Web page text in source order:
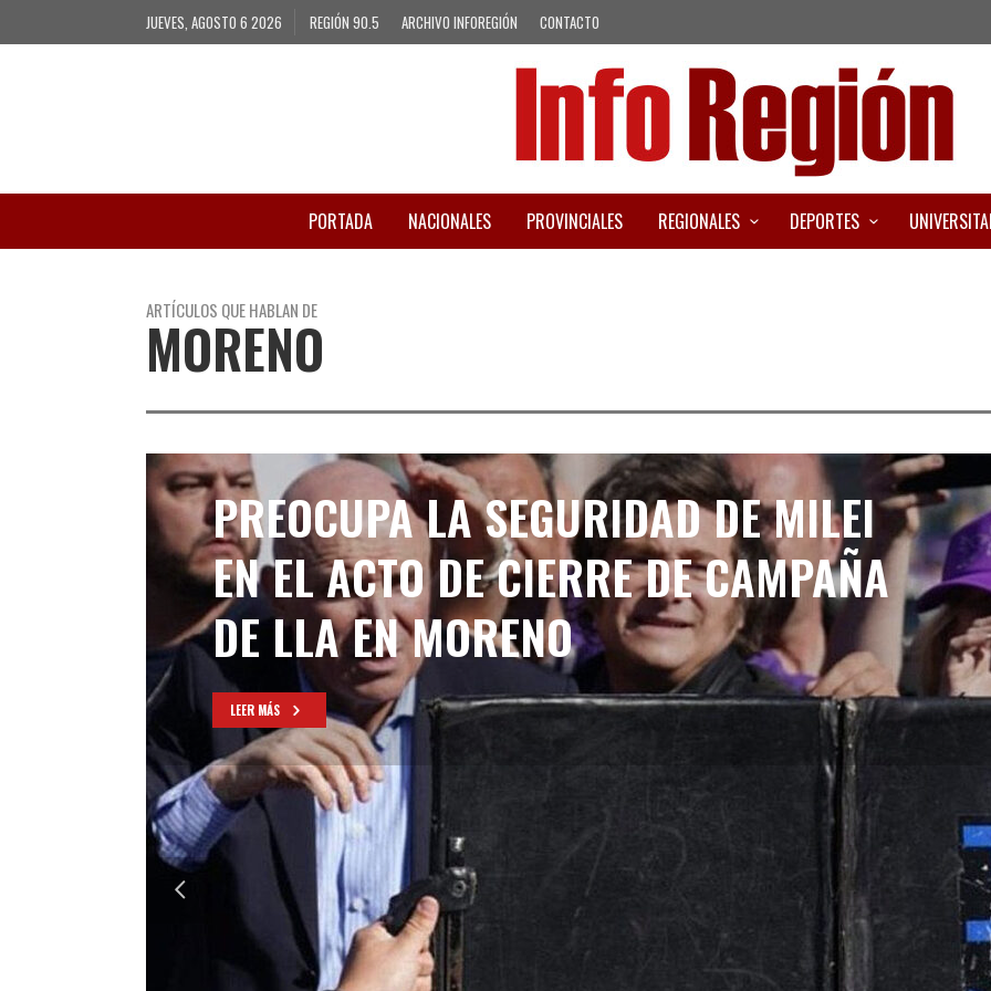
JUEVES, AGOSTO 6 2026 REGIÓN 90.5 ARCHIVO INFOREGIÓN CONTACTO
PORTADA NACIONALES PROVINCIALES REGIONALES DEPORTES
ARTÍCULOS QUE HABLAN DE
MORENO
PREOCUPA LA SEGURIDAD DE MILEI
EN EL ACTO DE CIERRE DE CAMPAÑA
DE LLA EN MORENO
LEER MÁS